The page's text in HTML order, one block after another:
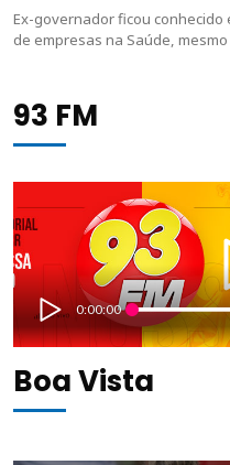
Ex-governador ficou
de empresas na Saúde,
93 FM
0:00:00
Boa Vista